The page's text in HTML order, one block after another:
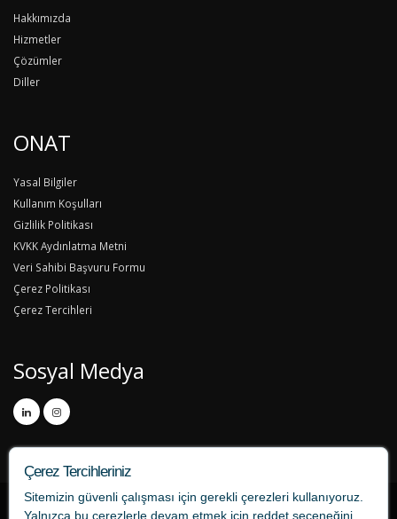
Hakkımızda
Hizmetler
Çözümler
Diller
ONAT
Yasal Bilgiler
Kullanım Koşulları
Gizlilik Politikası
KVKK Aydınlatma Metni
Veri Sahibi Başvuru Formu
Çerez Politikası
Çerez Tercihleri
Sosyal Medya
Çerez Tercihleriniz
Sitemizin güvenli çalışması için gerekli çerezleri kullanıyoruz.
Yalnızca bu çerezlerle devam etmek için reddet seçeneğini